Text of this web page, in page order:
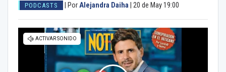
PODCASTS PorAlejandra Daiha 20 de May 19:00